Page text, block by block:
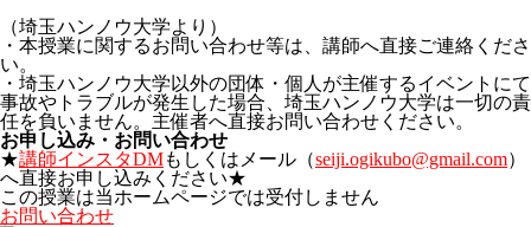
（埼玉ハンノウ大学より）
・本授業に関するお問い合わせ等は、講師へ直接ご連絡くださ
い。
・埼玉ハンノウ大学以外の団体・個人が主催するイベントにて
事故やトラブルが発生した場合、埼玉ハンノウ大学は一切の責
任を負いません。主催者へ直接お問い合わせください。
お申し込み・お問い合わせ
★講師インスタDMもしくはメール（seiji.ogikubo@gmail.com）
へ直接お申し込みください★
この授業は当ホームページでは受付しません
お問い合わせ